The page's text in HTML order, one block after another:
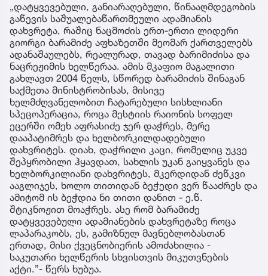
„დატყვევებული, განიარაღებული, წინააღმდეგობის
გაწევის საშუალებაწართმეული ადამიანის
დახვრეტა, რაშიც ნაცმოძის ერთ-ერთი ლიდერი
გიორგი ბარამიძე აფხაზეთში მეომარ ქართველებს
ადანაშაულებს, რეალურად, თავად ბარიმიძისა და
ნაცრეჟიმის ხელწერაა. ამის მკაფიო მაგალითი
გახლავთ 2004 წელს, სწორედ ბარამიძის შინაგან
საქმეთა მინისტრობისას, მისივე
ხელმძღვანელობით ჩატარებული სისხლიანი
სპეცოპერაცია, როცა მესტიის რაიონის სოფელ
ეცერში ომეხ აფრასიძე ჯერ დაჭრეს, მერე
დააპატიმრეს და ხელბორკილდადებული
დახვრიტეს. დიახ, დაჭრილი კაცი, რომელიც უკვე
შეპყრობილი ჰყავდათ, სახლის უკან გაიყვანეს და
ხელბორკილიანი დახვრიტეს, მკერდიდან ძეწკვი
ააგლიჯეს, ხოლო თითიდან ბეჭედი ვერ წააძრეს და
ამიტომ ის ბეჭდია ნი თითი დანით - ე.წ.
შტიკნოჟით მოაჭრეს. ასე რომ ბარამიძე
დატყვევებული ადამიანების დახვრეტაზე როცა
ლაპარაკობს, ეს, გამიზნულ მავნებლობასთან
ერთად, მისი ქვეცნობიერის ამოძახილია -
საკუთარი ხელწერის სხვისთვის მიკუთვნების
აქტი.”- წერს ხუბუა.